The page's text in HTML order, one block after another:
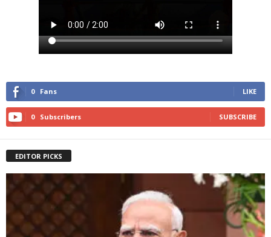
0 Fans LIKE
0 Subscribers SUBSCRIBE
EDITOR PICKS